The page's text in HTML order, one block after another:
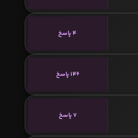
4 پاسخ
146 پاسخ
7 پاسخ